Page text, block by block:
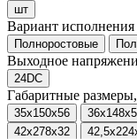
шт
Вариант исполнения
Полноростовые
Выходное
24DC
Габаритные
35x150x56
42x278x32